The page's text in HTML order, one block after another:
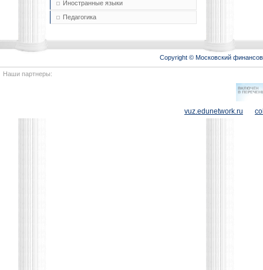
Иностранные языки
Педагогика
Copyright © Московский
Наши партнеры:
vuz.edunetwork.ru